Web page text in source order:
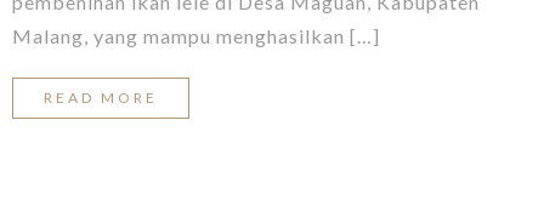
Malang, yang mampu menghasilkan […]
READ MORE